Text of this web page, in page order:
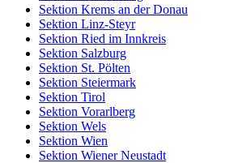
Sektion Krems an der Donau
Sektion Linz-Steyr
Sektion Ried im Innkreis
Sektion Salzburg
Sektion St. Pölten
Sektion Steiermark
Sektion Tirol
Sektion Vorarlberg
Sektion Wels
Sektion Wien
Sektion Wiener Neustadt